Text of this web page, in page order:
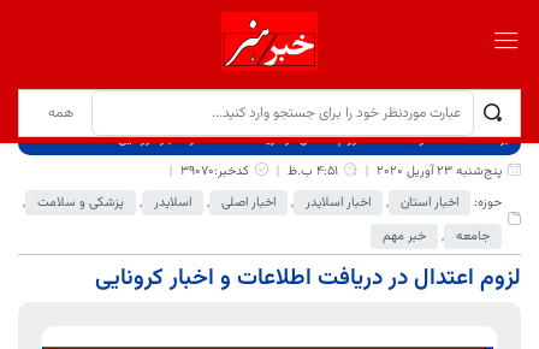
برگ نخست نوشته‌ها
لزوم اعتدال در دریافت اطلاعات و اخبار کرونایی
پنج‌شنبه 23 آوریل 2020
4:51 ب.ظ
کدخبر:39070
حوزه:
اخبار استان , اخبار اسلایدر , اخبار اصلی , اسلایدر , پزشکی و سلامت ,
جامعه , خبر مهم
لزوم اعتدال در دریافت اطلاعات و اخبار کرونایی